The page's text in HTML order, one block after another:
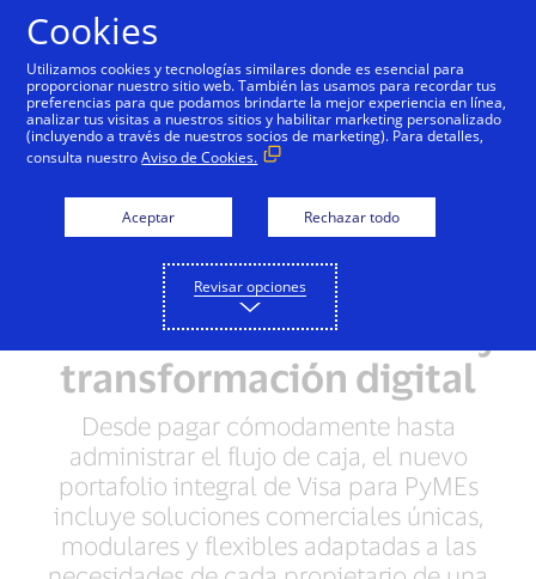
Visa empodera a las
pequeñas empresas de
América Latina y el
Caribe con una nueva
propuesta de valor para
acelerar su crecimiento y
transformación digital
Desde pagar cómodamente hasta
administrar el flujo de caja, el nuevo
portafolio integral de Visa para PyMEs
incluye soluciones comerciales únicas,
modulares y flexibles adaptadas a las
Cookies
Utilizamos cookies y tecnologías similares donde es esencial para
proporcionar nuestro sitio web. También las usamos para recordar tus
preferencias para que podamos brindarte la mejor experiencia en línea,
analizar tus visitas a nuestros sitios y habilitar marketing personalizado
(incluyendo a través de nuestros socios de marketing). Para detalles,
consulta nuestroAviso de Cookies.
Aceptar Rechazar todo
Revisar opciones